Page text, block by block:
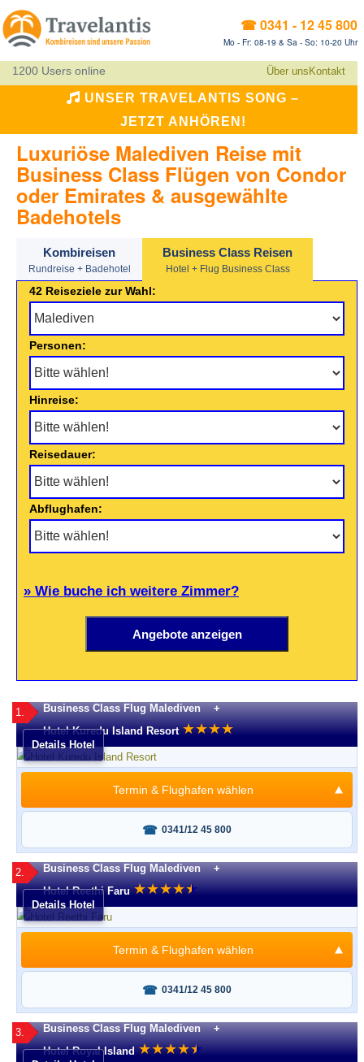
☎ 0341 - 12 45 800
Mo - Fr: 08-19 & Sa - So: 10-20 Uhr
1200 Users online Über uns Kontakt
UNSER TRAVELANTIS SONG –
JETZT ANHÖREN!
Luxuriöse Malediven Reise mit
Business Class Flügen von Condor
oder Emirates & ausgewählte
Badehotels
Kombireisen
Rundreise + Badehotel
Business Class Reisen
Hotel + Flug Business Class
42 Reiseziele zur Wahl:
Personen:
Hinreise:
Reisedauer:
Abflughafen:
» Wie buche ich weitere Zimmer?
1.
Business Class Flug Malediven +
Hotel Kuredu Island Resort ★★★★
Details Hotel
0341/12 45 800
Termin & Flughafen wählen
2.
Business Class Flug Malediven +
Hotel Reethi Faru ★★★★★
★
Details Hotel
0341/12 45 800
Termin & Flughafen wählen
3.
Business Class Flug Malediven +
Hotel Royal Island ★★★★★
★